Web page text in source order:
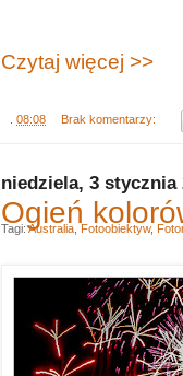
Czytaj więcej >>
08:08 Brak komentarzy:
niedziela, 3 stycznia
Ogień
Tagi:Australia Fotoobiektyw,